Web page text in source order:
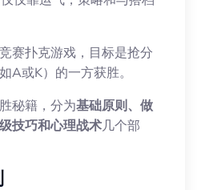
竞赛扑克游戏，目标是抢分
A或K）的一方获胜。
秘籍，分为基础原则、做
技巧和心理战术几个部